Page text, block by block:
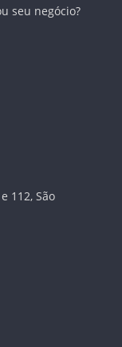
seu negócio?
112, São